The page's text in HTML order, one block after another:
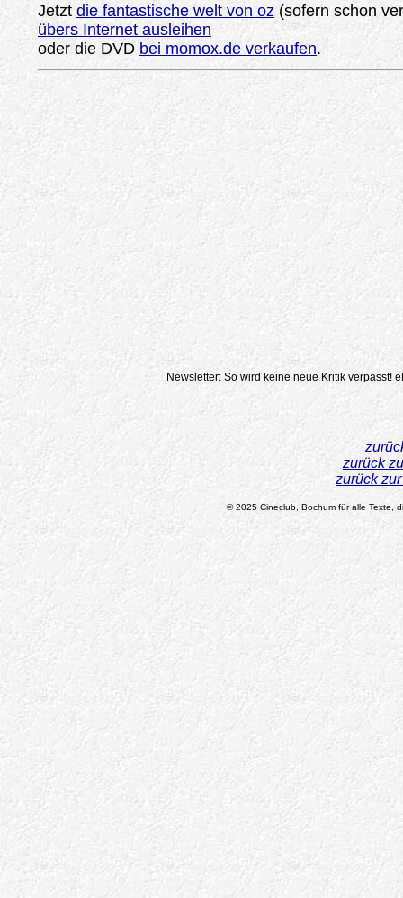
Jetzt die fantastische welt von oz (sofern schon
übers Internet ausleihen
oder die DVD bei momox.de verkaufen.
Newsletter: So wird keine neue Kritik verpasst!
zurück
zurück
© 2025 Cineclub, Bochum für alle Texte,